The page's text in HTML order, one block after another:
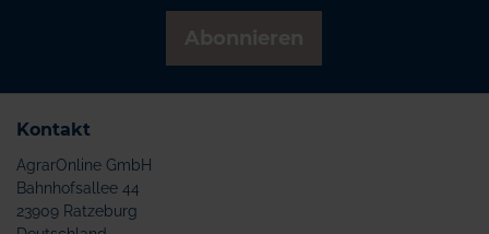
Kontakt
AgrarOnline GmbH
Bahnhofsallee 44
23909 Ratzeburg